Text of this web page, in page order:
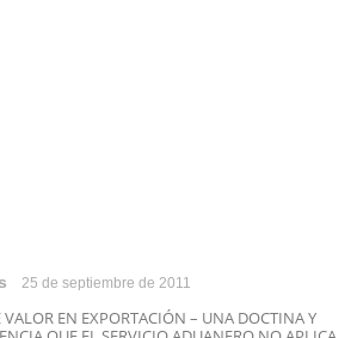
25 de septiembre de 2011
VALOR EN EXPORTACIÓN – UNA DOCTINA Y